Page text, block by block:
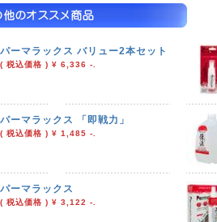
パーマラックス バリュー2本セット
( 税込価格 ) ¥ 6,336 -.
パーマラックス 「即戦力」
( 税込価格 ) ¥ 1,485 -.
パーマラックス
( 税込価格 ) ¥ 3,122 -.